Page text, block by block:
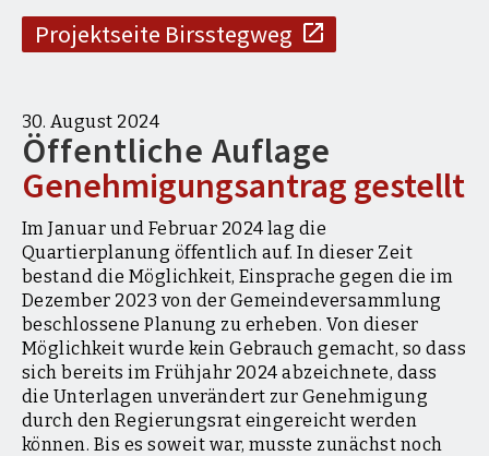
Projektseite Birsstegweg
30. August 2024
Öffentliche Auflage
Genehmigungsantrag gestellt
Im Januar und Februar 2024 lag die
Quartierplanung öffentlich auf. In dieser Zeit
bestand die Möglichkeit, Einsprache gegen die im
Dezember 2023 von der Gemeindeversammlung
beschlossene Planung zu erheben. Von dieser
Möglichkeit wurde kein Gebrauch gemacht, so dass
sich bereits im Frühjahr 2024 abzeichnete, dass
die Unterlagen unverändert zur Genehmigung
durch den Regierungsrat eingereicht werden
können. Bis es soweit war, musste zunächst noch